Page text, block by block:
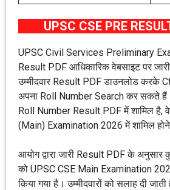
UPSC CSE PRE
UPSC Civil Services Preliminary
Result PDF आधिकारिक वेबसाइट पर जारी
उम्मीदवार Result PDF डाउनलोड करके
अपना Roll Number Search कर सकते हैं।
Roll Number Result PDF में शामिल है,
(Main) Examination 2026 में शामिल होने
आयोग द्वारा जारी Result PDF के अनुसार
को UPSC CSE Main Examination
किया गया है। उम्मीदवारों को सलाह दी